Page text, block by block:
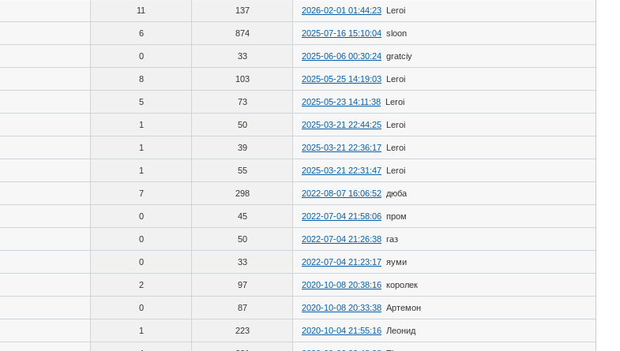
11 137 2026-02-01 01:44:23 Leroi
6 874 2025-07-16 15:10:04 sloon
0 33 2025-06-06 00:30:24 gratciy
8 103 2025-05-25 14:19:03 Leroi
5 73 2025-05-23 14:11:38 Leroi
1 50 2025-03-21 22:44:25 Leroi
1 39 2025-03-21 22:36:17 Leroi
1 55 2025-03-21 22:31:47 Leroi
7 298 2022-08-07 16:06:52 дюба
0 45 2022-07-04 21:58:06 пром
0 50 2022-07-04 21:26:38 газ
0 33 2022-07-04 21:23:17 яуми
2 97 2020-10-08 20:38:16 королек
0 87 2020-10-08 20:33:38 Артемон
1 223 2020-10-04 21:55:16 Леонид